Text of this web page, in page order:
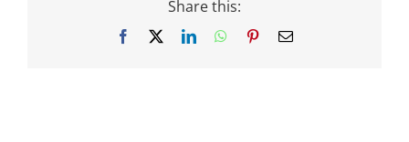
Share this:
Facebook LinkedInWhatsApp
PinterestEmail